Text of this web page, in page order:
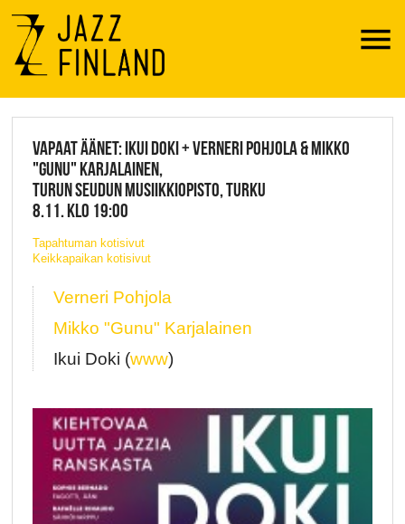
Menu
JAZZ FINLAND LIVE
VAPAAT ÄÄNET: IKUI DOKI + VERNERI POHJOLA & MIKKO
"GUNU" KARJALAINEN,
TURUN SEUDUN MUSIIKKIOPISTO, TURKU
8.11. KLO 19:00
Tapahtuman kotisivut
Keikkapaikan kotisivut
Verneri Pohjola
Mikko "Gunu" Karjalainen
Ikui Doki (www)